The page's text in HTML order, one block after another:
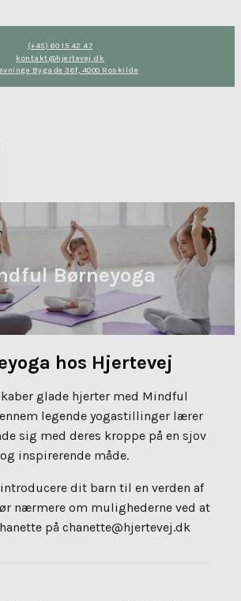
(+45) 60 15 42 47
kontakt@hjertevej.dk
Bygade 36f, 4000 Roskilde
Børneyoga
hos Hjertevej
glade hjerter med Mindful
legende yogastillinger lærer
sig med deres kroppe på en sjov
og inspirerende måde.
dit barn til en verden af
nærmere om mulighederne ved at
på chanette@hjertevej.dk